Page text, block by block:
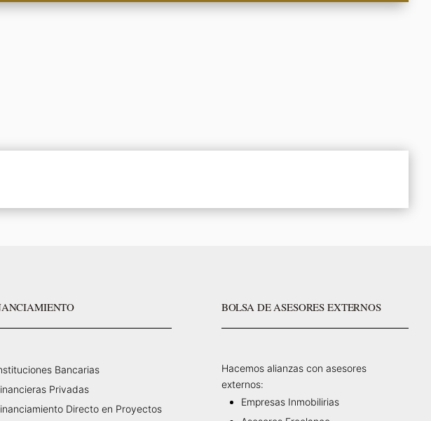
Bancarias
Privadas
Directo en Proyectos
BOLSA DE ASESORES EXTERNOS
Hacemos alianzas con asesores
externos:
Empresas Inmobilirias